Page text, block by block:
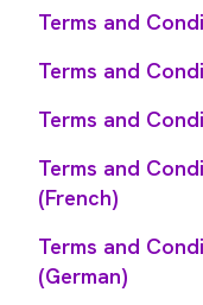
Terms and
Terms and
Terms and
Terms and
(French)
Terms and
(German)